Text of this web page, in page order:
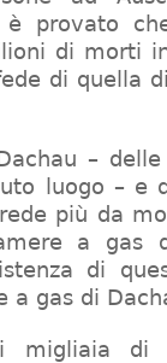
provato
di morti
di quella
–
luogo – e
più da
a gas
di
a gas di
migliaia di